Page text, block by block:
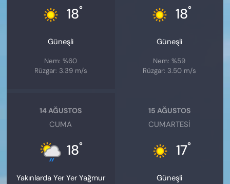
18°
Güneşli
Nem: %60
Rüzgar: 3.39 m/s
18°
Güneşli
Nem: %59
Rüzgar: 3.50 m/s
14 AĞUSTOS
CUMA
18°
Yakınlarda Yer Yer Yağmur
15 AĞUSTOS
CUMARTESI
17°
Güneşli